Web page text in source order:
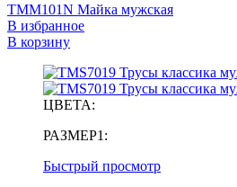
TMM101N Майка мужская
В избранное
В корзину
ЦВЕТА:
РАЗМЕР1:
Быстрый просмотр